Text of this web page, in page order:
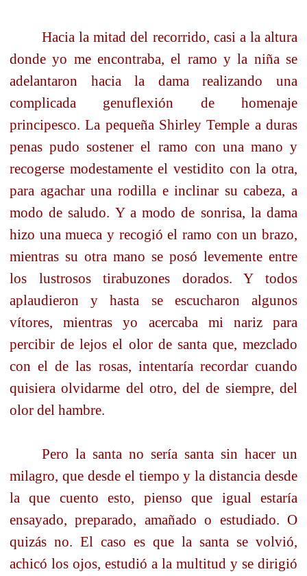
Hacia la mitad del recorrido, casi a la altura
donde yo me encontraba, el ramo y la niña se
adelantaron hacia la dama realizando una
complicada genuflexión de homenaje
principesco. La pequeña Shirley Temple a duras
penas pudo sostener el ramo con una mano y
recogerse modestamente el vestidito con la otra,
para agachar una rodilla e inclinar su cabeza, a
modo de saludo. Y a modo de sonrisa, la dama
hizo una mueca y recogió el ramo con un brazo,
mientras su otra mano se posó levemente entre
los lustrosos tirabuzones dorados. Y todos
aplaudieron y hasta se escucharon algunos
vítores, mientras yo acercaba mi nariz para
percibir de lejos el olor de santa que, mezclado
con el de las rosas, intentaría recordar cuando
quisiera olvidarme del otro, del de siempre, del
olor del hambre.
Pero la santa no sería santa sin hacer un
milagro, que desde el tiempo y la distancia desde
la que cuento esto, pienso que igual estaría
ensayado, preparado, amañado o estudiado. O
quizás no. El caso es que la santa se volvió,
achicó los ojos, estudió a la multitud y se dirigió